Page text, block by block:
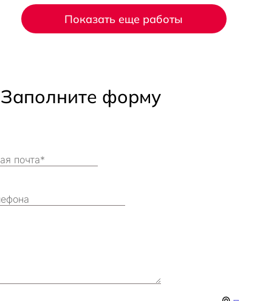
Показать еще работы
форму